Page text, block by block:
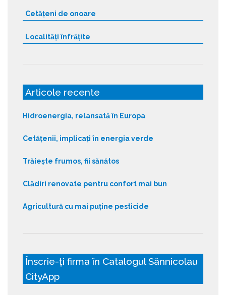
Cetățeni de onoare
Localități înfrățite
Articole recente
Hidroenergia, relansată în Europa
Cetățenii, implicați în energia verde
Trăiește frumos, fii sănătos
Clădiri renovate pentru confort mai bun
Agricultură cu mai puține pesticide
Înscrie-ți firma în Catalogul Sânnicolau
CityApp